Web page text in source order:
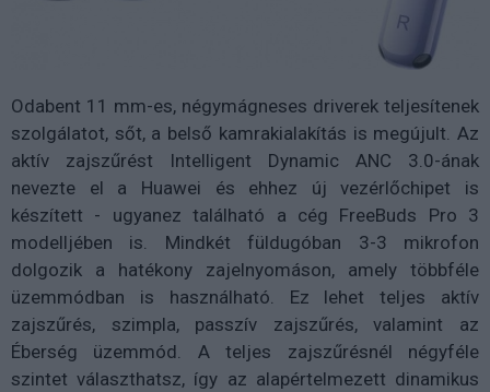
Odabent 11 mm-es, négymágneses driverek teljesítenek
szolgálatot, sőt, a belső kamrakialakítás is megújult. Az
aktív zajszűrést Intelligent Dynamic ANC 3.0-ának
nevezte el a Huawei és ehhez új vezérlőchipet is
készített - ugyanez található a cég FreeBuds Pro 3
modelljében is. Mindkét füldugóban 3-3 mikrofon
dolgozik a hatékony zajelnyomáson, amely többféle
üzemmódban is használható. Ez lehet teljes aktív
zajszűrés, szimpla, passzív zajszűrés, valamint az
Éberség üzemmód. A teljes zajszűrésnél négyféle
szintet választhatsz, így az alapértelmezett dinamikus